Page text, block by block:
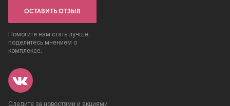
ОСТАВИТЬ ОТЗЫВ
Помогите нам стать лучше,
поделитесь мнением о
комплексе.
Следите за новостями и акциями